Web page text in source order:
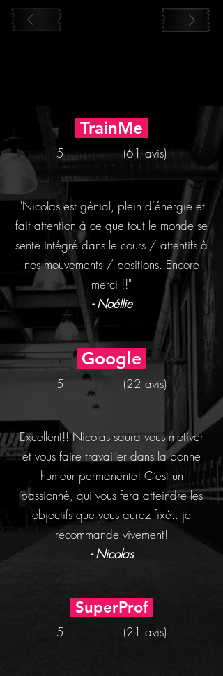
TrainMe
5 (61 avis)
"Nicolas est génial, plein d'énergie et
fait attention à ce que tout le monde se
sente intégré dans le cours / attentifs à
nos mouvements / positions. Encore
merci !!"
- Noéllie
Google
5 (22 avis)
Excellent!! Nicolas saura vous motiver
et vous faire travailler dans la bonne
humeur permanente! C’est un
passionné, qui vous fera atteindre les
objectifs que vous aurez fixé.. je
recommande vivement!
- Nicolas
SuperProf
5 (21 avis)